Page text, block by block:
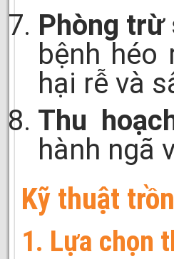
Phòng trừ
bệnh héo
hại rễ và
Thu
hành ngã
Kỹ thuật
1. Lựa chọn